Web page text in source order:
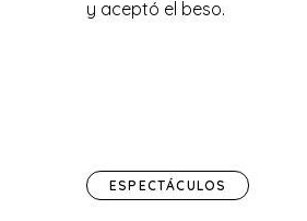
y aceptó el beso.
ESPECTÁCULOS